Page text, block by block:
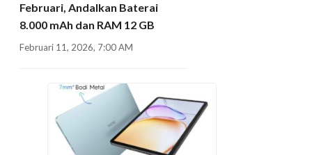
Februari, Andalkan Baterai
8.000 mAh dan RAM 12 GB
Februari 11, 2026, 7:00 AM